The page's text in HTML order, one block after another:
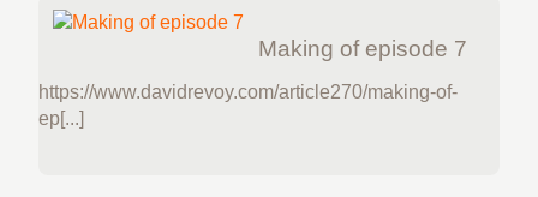
Making of episode 7
https://www.davidrevoy.com/article270/making-of-
ep[...]